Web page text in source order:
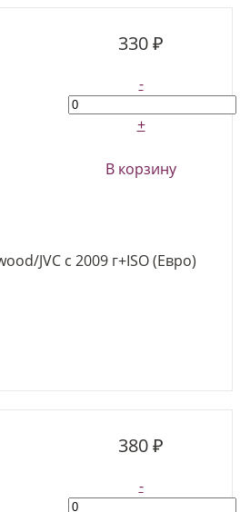
330 ₽
-
+
В корзину
JVC c 2009 г+ISO (Евро)
380 ₽
-